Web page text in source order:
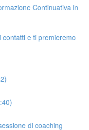
Continuativa in
e ti premieremo
di coaching